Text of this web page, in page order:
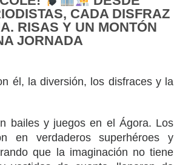
CADA DISFRAZ
RISAS Y UN MONTÓN
JORNADA
él, la diversión, los disfraces y la
bailes y juegos en el Ágora. Los
en verdaderos superhéroes y
que la imaginación no tiene